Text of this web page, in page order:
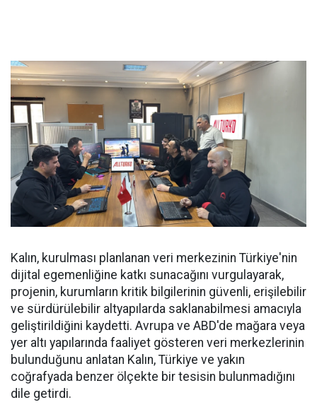
Kalın, kurulması planlanan veri merkezinin Türkiye'nin
dijital egemenliğine katkı sunacağını vurgulayarak,
projenin, kurumların kritik bilgilerinin güvenli, erişilebilir
ve sürdürülebilir altyapılarda saklanabilmesi amacıyla
geliştirildiğini kaydetti. Avrupa ve ABD'de mağara veya
yer altı yapılarında faaliyet gösteren veri merkezlerinin
bulunduğunu anlatan Kalın, Türkiye ve yakın
coğrafyada benzer ölçekte bir tesisin bulunmadığını
dile getirdi.